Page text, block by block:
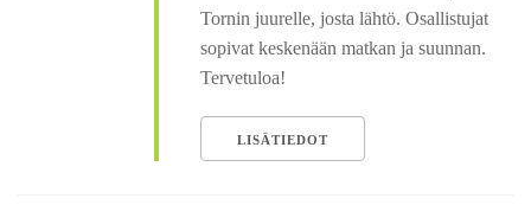
Tornin juurelle, josta lähtö. Osallistujat
sopivat keskenään matkan ja suunnan.
Tervetuloa!
LISÄTIEDOT